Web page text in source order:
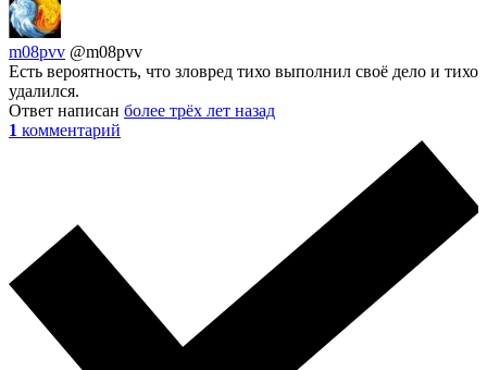
m08pvv @m08pvv
Есть вероятность, что зловред тихо выполнил своё дело и тихо
удалился.
Ответ написан более трёх лет назад
1 комментарий